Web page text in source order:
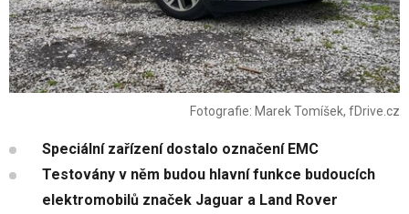
Fotografie: Marek Tomíšek, fDrive.cz
Speciální zařízení dostalo označení EMC
Testovány v něm budou hlavní funkce budoucích
elektromobilů značek Jaguar a Land Rover